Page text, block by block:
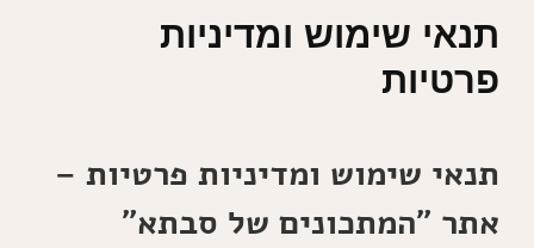
תנאי שימוש ומדיניות
פרטיות
תנאי שימוש ומדיניות פרטיות –
אתר "המתכונים של סבתא"